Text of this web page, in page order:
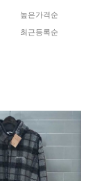
높은가격순
최근등록순